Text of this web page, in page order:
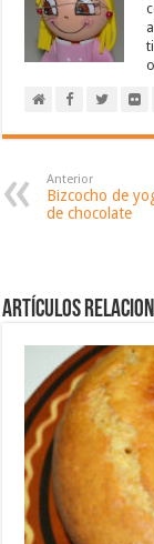
Anterior
Bizcocho de
de chocolate
Artículos